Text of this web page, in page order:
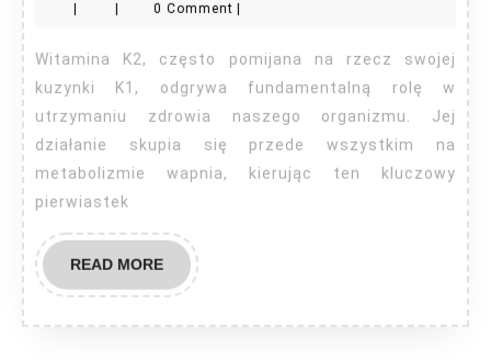
gdzie
kupic?
0 Comment
Witamina K2, często pomijana na rzecz swojej
kuzynki K1, odgrywa fundamentalną rolę w
utrzymaniu zdrowia naszego organizmu. Jej
działanie skupia się przede wszystkim na
metabolizmie wapnia, kierując ten kluczowy
pierwiastek
READ MOREREAD
MORE